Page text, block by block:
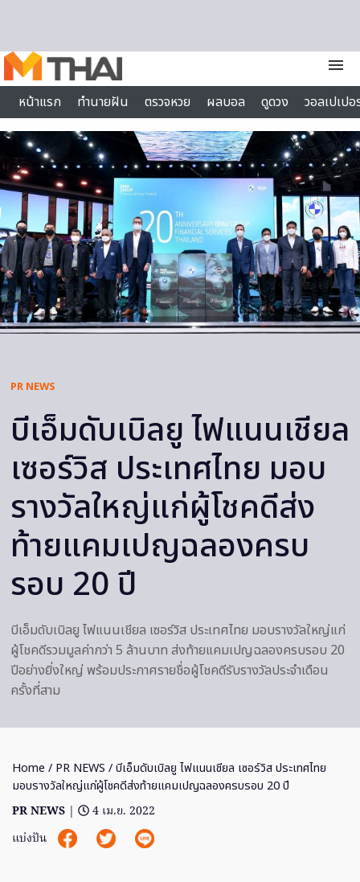
menu
หน้าแรก
ทำนายฝัน ตรวจหวย ผลบอล ดูดวง
วอลเปเป
ไลฟ์สไตล์
PR NEWS
บีเอ็มดับเบิลยู ไฟแนนเชียล
เซอร์วิส ประเทศไทย มอบ
รางวัลใหญ่แก่ผู้โชคดีส่ง
ท้ายแคมเปญฉลองครบ
รอบ 20 ปี
บีเอ็มดับเบิลยู ไฟแนนเชียล เซอร์วิส ประเทศไทย มอบรางวัลใหญ่แก่
ผู้โชคดีรวมมูลค่ากว่า 5 ล้านบาท ส่งท้ายแคมเปญฉลองครบรอบ 20
ปีอย่างยิ่งใหญ่ พร้อมประกาศรายชื่อผู้โชคดีรับรางวัลประจำเดือน
ครั้งที่สาม
Home / PR NEWS / บีเอ็มดับเบิลยู ไฟแนนเชียล เซอร์วิส ประเทศไทย
มอบรางวัลใหญ่แก่ผู้โชคดีส่งท้ายแคมเปญฉลองครบรอบ 20 ปี
PR NEWS |
4 เม.ย. 2022
แบ่งปัน